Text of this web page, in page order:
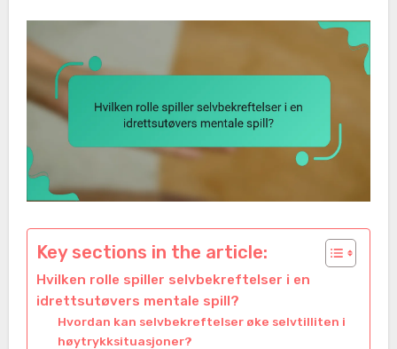
Key sections in the article:
Hvilken rolle spiller selvbekreftelser i en
idrettsutøvers mentale spill?
Hvordan kan selvbekreftelser øke selvtilliten i
høytrykksituasjoner?